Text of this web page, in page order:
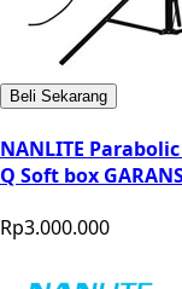
Beli Sekarang
NANLITE
Q Soft box
Rp3.000.000